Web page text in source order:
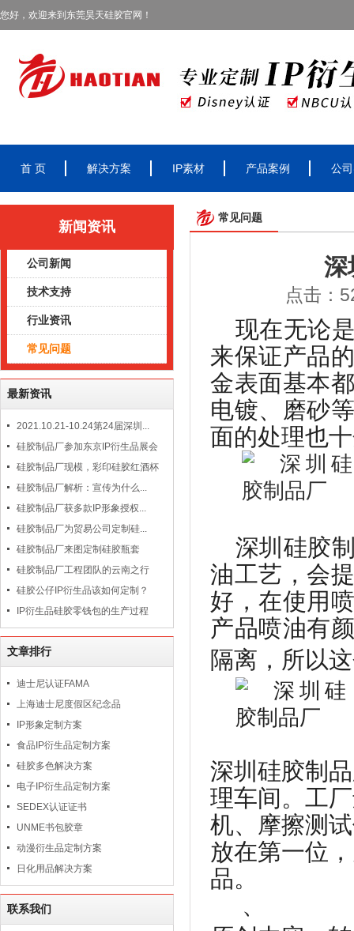
您好，欢迎来到东莞昊天硅胶官网！
首 页 解决方案 IP素材 产品案例 公
新闻资讯
公司新闻
技术支持
行业资讯
常见问题
最新资讯
2021.10.21-10.24第24届深圳...
硅胶制品厂参加东京IP衍生品展会
硅胶制品厂现模，彩印硅胶红酒杯
硅胶制品厂解析：宣传为什么...
硅胶制品厂获多款IP形象授权...
硅胶制品厂为贸易公司定制硅...
硅胶制品厂来图定制硅胶瓶套
硅胶制品厂工程团队的云南之行
硅胶公仔IP衍生品该如何定制？
IP衍生品硅胶零钱包的生产过程
文章排行
迪士尼认证FAMA
上海迪士尼度假区纪念品
IP形象定制方案
食品IP衍生品定制方案
硅胶多色解决方案
电子IP衍生品定制方案
SEDEX认证证书
UNME书包胶章
动漫衍生品定制方案
日化用品解决方案
联系我们
常见问题
深
点击：
现在无论
来保证产品
金表面基本
电镀、磨砂
面的处理也
深圳硅胶
油工艺，会
好，在使用
产品喷油有
隔离，所以
深圳硅胶制
理车间。工
机、摩擦测
放在第一位
品。
、